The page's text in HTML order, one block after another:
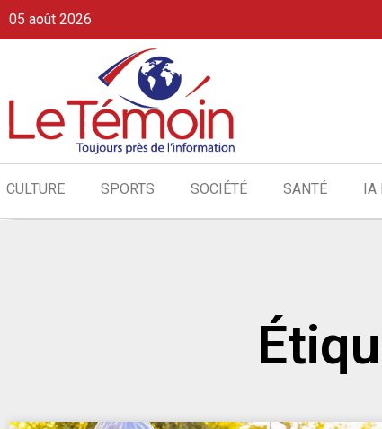
05 août 2026
CULTURE SPORTS SOCIÉTÉ SANTÉ